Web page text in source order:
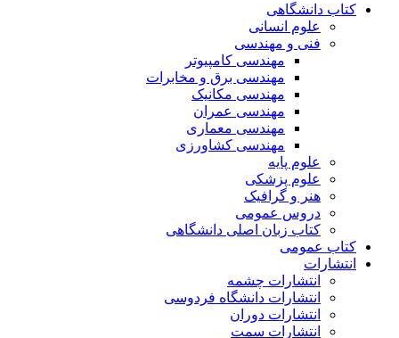
کتاب دانشگاهی
علوم انسانی
فنی و مهندسی
مهندسی کامپیوتر
مهندسی برق و مخابرات
مهندسی مکانیک
مهندسی عمران
مهندسی معماری
مهندسی کشاورزی
علوم پایه
علوم پزشکی
هنر و گرافیک
دروس عمومی
کتاب زبان اصلی دانشگاهی
کتاب عمومی
انتشارات
انتشارات چشمه
انتشارات دانشگاه فردوسی
انتشارات دوران
انتشارات سمت